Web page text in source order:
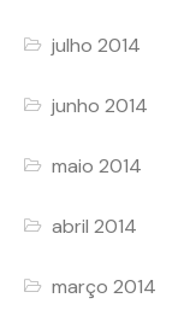
julho 2014
junho 2014
maio 2014
abril 2014
março 2014